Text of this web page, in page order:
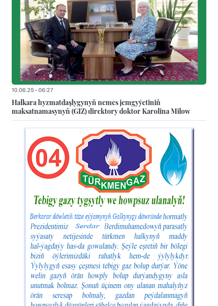
10.06.25 - 06:27
Halkara hyzmatdaşlygynyň nemes jemgyýetiniň
maksatnamasynyň (GIZ) direktory doktor Karolina Milow